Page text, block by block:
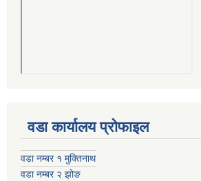
वडा कार्यालय प्रोफाइल
वडा नम्बर १ मुक्तिनाथ
वडा नम्बर २ झोङ